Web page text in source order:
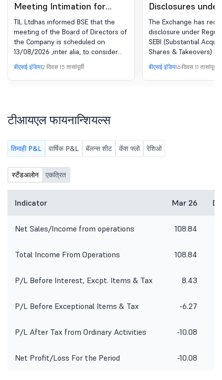
Meeting Intimation for
Inter-Alia Approving The
Unaudited Financial Results
For The First Quarter Ended
On 30Th June, 2026
TIL Ltdhas informed BSE that the
meeting of the Board of Directors of
the Company is scheduled on
13/08/2026 ,inter alia, to consider
and approve the Unaudited financial
Results for the first quarter ended
on 30th June, 2026
बीएसई इंडिया2 दिवस 15 तासांपूर्वी
Disclosures under
(एसएएसटी)
29(2)
The Exchange has
disclosure under
SEBI (Substantial
Shares & Takeovers)
2011 for Manju
बीएसई इंडिया6 दिवस 11 तासांपूर्वी
टीआयएल फायनान्शियल्स
तिमाही P&L वार्षिक P&L बॅलन्स शीट कॅश फ्लो रेशिओ
स्टँडअलोन एकत्रित
Indicator Mar 26
Net Sales/Income from operations 108.84
Total Income From Operations 108.84
P/L Before Interest, Excpt. Items & Tax 8.43
P/L Before Exceptional Items & Tax -6.27
P/L After Tax from Ordinary Activities -10.08
Net Profit/Loss For the Period -10.08